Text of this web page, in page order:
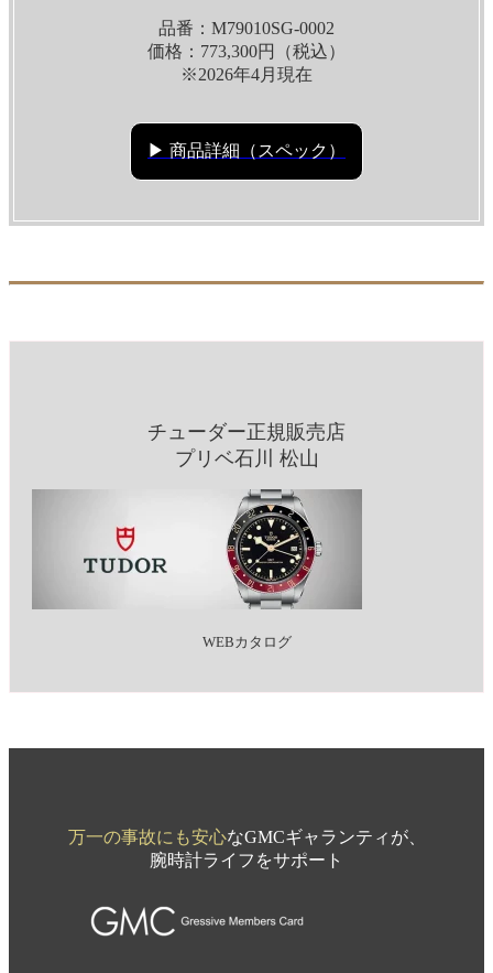
品番：M79010SG-0002
価格：773,300円（税込）
※2026年4月現在
▶ 商品詳細（スペック）
チューダー正規販売店
プリベ石川 松山
WEBカタログ
万一の事故にも安心なGMCギャランティが、
腕時計ライフをサポート